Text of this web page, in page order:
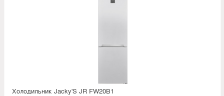
Холодильник Jacky'S JR FW20B1